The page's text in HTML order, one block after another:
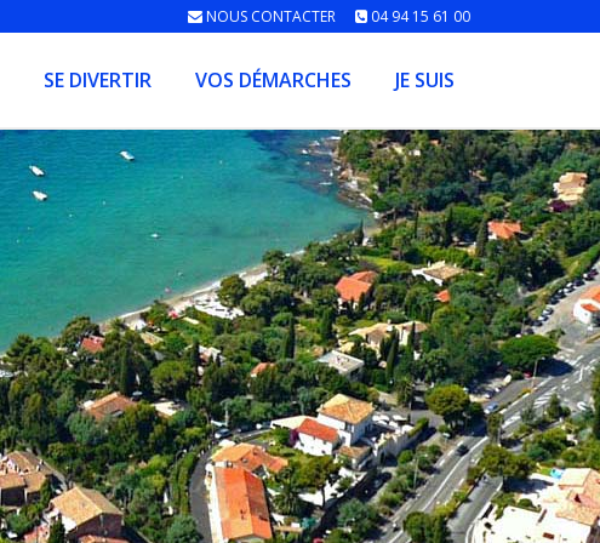
NOUS CONTACTER 04 94 15 61 00
SE DIVERTIR VOS DÉMARCHES JE SUIS